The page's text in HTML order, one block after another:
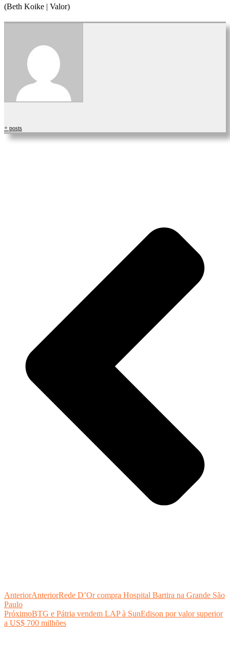
(Beth Koike | Valor)
+ posts
AnteriorAnteriorRede D’Or compra Hospital Bartira na Grande São
Paulo
PróximoBTG e Pátria vendem LAP à SunEdison por valor superior
a US$ 700 milhões